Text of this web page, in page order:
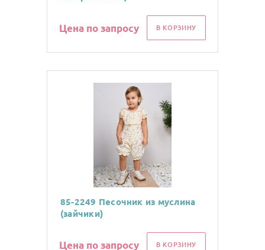
Цена по запросу В КОРЗИНУ
85-2249 Песочник из муслина
(зайчики)
Цена по запросу В КОРЗИНУ